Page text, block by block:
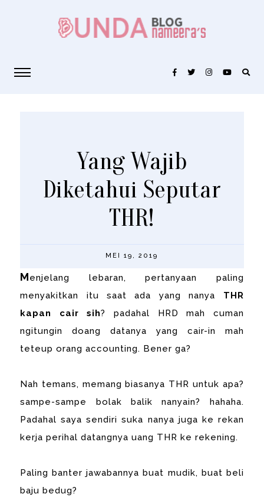
MEI 19, 2019
Yang Wajib
Diketahui Seputar
THR!
Menjelang lebaran, pertanyaan paling
menyakitkan itu saat ada yang nanya THR
kapan cair sih? padahal HRD mah cuman
ngitungin doang datanya yang cair-in mah
teteup orang accounting. Bener ga?
Nah temans, memang biasanya THR untuk apa?
sampe-sampe bolak balik nanyain? hahaha.
Padahal saya sendiri suka nanya juga ke rekan
kerja perihal datangnya uang THR ke rekening.
Paling banter jawabannya buat mudik, buat beli
baju bedug?